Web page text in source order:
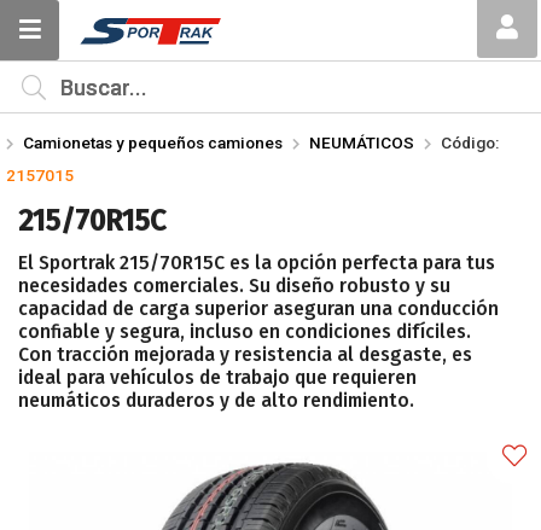
Compartir por email
Enviar
MI COMPRA
Camionetas y pequeños camiones NEUMÁTICOS
Código:
2157015
215/70R15C
El Sportrak 215/70R15C es la opción perfecta para tus
necesidades comerciales. Su diseño robusto y su
capacidad de carga superior aseguran una conducción
confiable y segura, incluso en condiciones difíciles.
Con tracción mejorada y resistencia al desgaste, es
ideal para vehículos de trabajo que requieren
neumáticos duraderos y de alto rendimiento.